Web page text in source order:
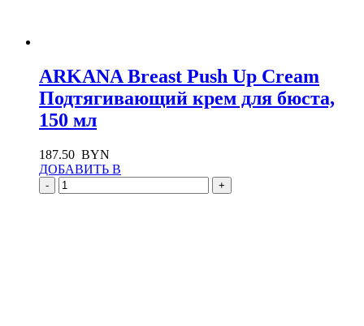
ARKANA Breast Push Up Cream
Подтягивающий крем для бюста,
150 мл
187.50 BYN
ДОБАВИТЬ В
- +